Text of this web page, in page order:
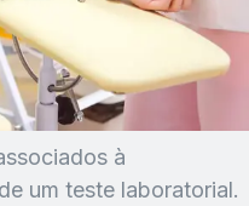
à
um teste laboratorial.